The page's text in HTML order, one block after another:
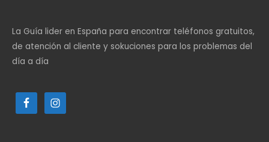
La Guía lider en España para encontrar teléfonos gratuitos,
de atención al cliente y sokuciones para los problemas del
día a día